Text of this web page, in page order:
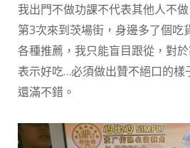
我出門不做功課不代表其他人不
第3次來到茨場街，身邊多了個吃
各種推薦，我只能盲目跟從，對
表示好吃…必須做出贊不絕口的樣
還滿不錯。